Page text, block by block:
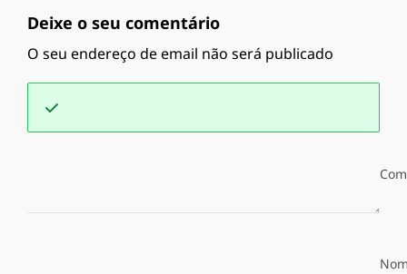
Deixe o seu comentário
O seu endereço de email não será publicado